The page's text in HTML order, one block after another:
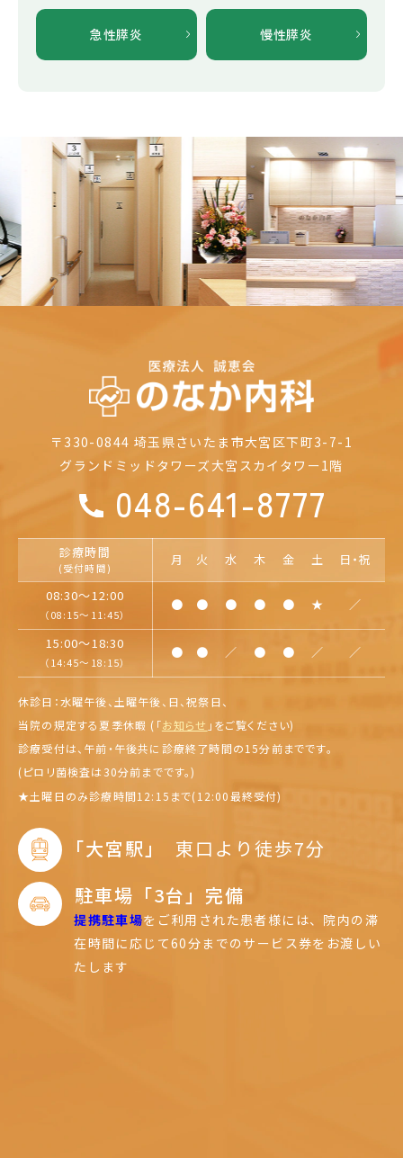
急性膵炎 慢性膵炎
Next
〒330-0844 埼玉県さいたま市大宮区下町3-7-1
グランドミッドタワーズ大宮 スカイタワー1階
048-641-8777
診療時間
(受付時間)
月 火 水 木 金 土 日・祝
08:30～12:00
（08:15～11:45）
● ● ● ● ● ★ ／
15:00～18:30
（14:45～18:15）
● ● ／ ● ● ／ ／
休診日：水曜午後、土曜午後、日、祝祭日、
当院の規定する夏季休暇 (「お知らせ 」をご覧ください)
診療受付は、午前・午後共に診療終了時間の15分前までです。
(ピロリ菌検査は30分前までです。)
★土曜日のみ診療時間12:15まで(12:00最終受付)
｢大宮駅｣ 東口より徒歩7分
駐車場「3台」完備
提携駐車場をご利用された患者様には、 院内の滞
在時間に応じて60分までのサービス券をお渡しい
たします